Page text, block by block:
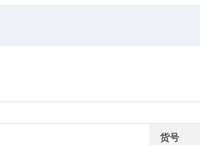
货号